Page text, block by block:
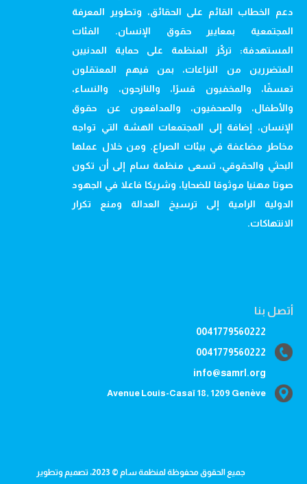
دعم الخطاب القائم على الحقائق، وتطوير المعرفة
المجتمعية بمعايير حقوق الإنسان. الفئات
المستهدفة: تركّز المنظمة على حماية المدنيين
المتضررين من النزاعات، بمن فيهم المعتقلون
تعسفًا، والمخفيون قسرًا، والنازحون، والنساء،
والأطفال، والصحفيون، والمدافعون عن حقوق
الإنسان، إضافة إلى المجتمعات الهشة التي تواجه
مخاطر مضاعفة في بيئات الصراع. ومن خلال عملها
البحثي والحقوقي، تسعى منظمة سام إلى أن تكون
صوتا مهنيا موثوقا للضحايا، وشريكا فاعلا في الجهود
الدولية الرامية إلى ترسيخ العدالة ومنع تكرار
الانتهاكات.
أتصل بنا
0041779560222
0041779560222
info@samrl.org
Avenue Louis-Casaï 18, 1209 Genève
جميع الحقوق محفوظة لمنظمة سام © 2023، تصميم وتطوير